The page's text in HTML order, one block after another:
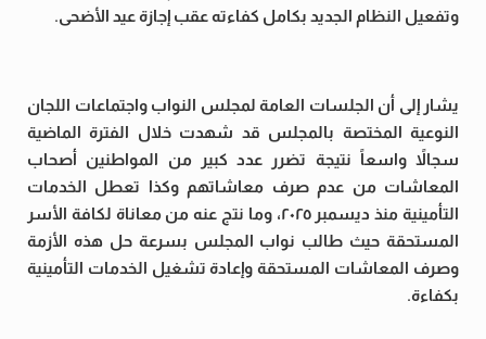
وتفعيل النظام الجديد بكامل كفاءته عقب إجازة عيد الأضحى.
يشار إلى أن الجلسات العامة لمجلس النواب واجتماعات اللجان
النوعية المختصة بالمجلس قد شهدت خلال الفترة الماضية
سجالاً واسعاً نتيجة تضرر عدد كبير من المواطنين أصحاب
المعاشات من عدم صرف معاشاتهم وكذا تعطل الخدمات
التأمينية منذ ديسمبر ٢٠٢٥، وما نتج عنه من معاناة لكافة الأسر
المستحقة حيث طالب نواب المجلس بسرعة حل هذه الأزمة
وصرف المعاشات المستحقة وإعادة تشغيل الخدمات التأمينية
بكفاءة.